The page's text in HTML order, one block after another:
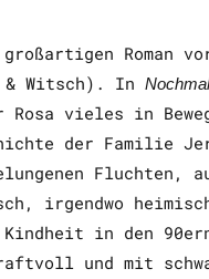
Roman
& Witsch). In
Rosa vieles in
der Familie
Fluchten,
irgendwo
in den
und mit